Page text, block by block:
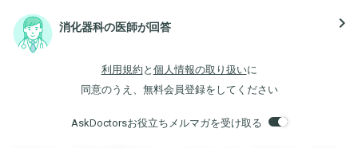
消化器科の医師が回答 navigate_next
利用規約 と 個人情報の取り扱いに
同意のうえ、無料会員登録をしてください
AskDoctorsお役立ちメルマガを受け取る